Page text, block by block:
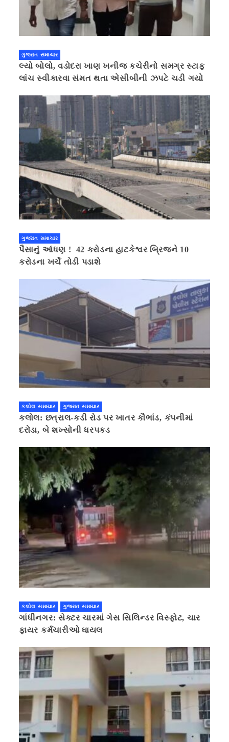
ગુજરાત સમાચાર
લ્યો બોલો, વડોદરા ખાણ ખનીજ કચેરીનો સમગ્ર સ્ટાફ
લાંચ સ્વીકારવા સંમત થતા એસીબીની ઝપટે ચડી ગયો
ગુજરાત સમાચાર
પૈસાનું આંધણ ! 42 કરોડના હાટકેશ્વર બ્રિજને 10
કરોડના ખર્ચે તોડી પડાશે
કલોલ સમાચાર ગુજરાત સમાચાર
કલોલ: છત્રાલ-કડી રોડ પર ખાતર કૌભાંડ, કંપનીમાં
દરોડા, બે શખ્સોની ધરપકડ
કલોલ સમાચાર ગુજરાત સમાચાર
ગાંધીનગર: સેક્ટર ચારમાં ગેસ સિલિન્ડર વિસ્ફોટ, ચાર
ફાયર કર્મચારીઓ ઘાયલ